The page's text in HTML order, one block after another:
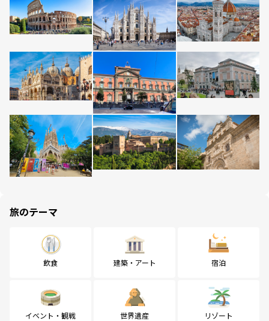
旅のテーマ
飲食 建築・アート 宿泊
イベント・観戦 世界遺産 リゾート